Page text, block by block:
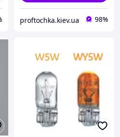
proftochka.kiev.ua 98%